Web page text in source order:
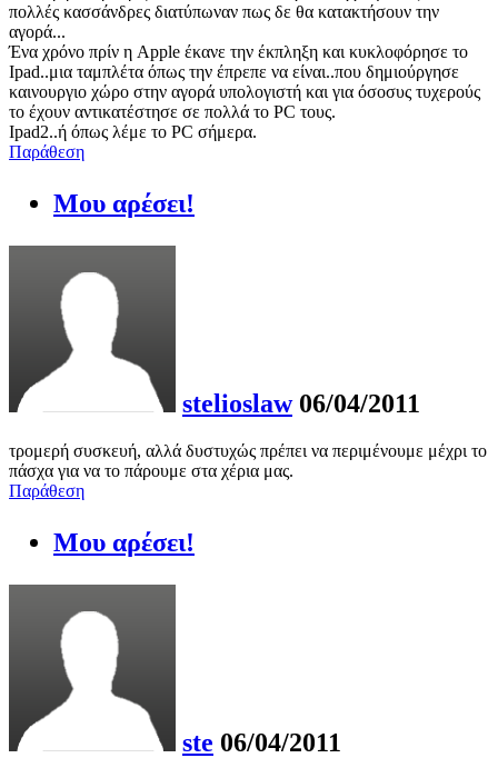
πολλές κασσάνδρες διατύπωναν πως δε θα κατακτήσουν την
αγορά...
Ένα χρόνο πρίν η Apple έκανε την έκπληξη και κυκλοφόρησε το
Ipad..μια ταμπλέτα όπως την έπρεπε να είναι..που δημιούργησε
καινουργιο χώρο στην αγορά υπολογιστή και για όσοσυς τυχερούς
το έχουν αντικατέστησε σε πολλά το PC τους.
Ιpad2..ή όπως λέμε το PC σήμερα.
Παράθεση
Μου αρέσει!
stelioslaw 06/04/2011
τρομερή συσκευή, αλλά δυστυχώς πρέπει να περιμένουμε μέχρι το
πάσχα για να το πάρουμε στα χέρια μας.
Παράθεση
Μου αρέσει!
ste 06/04/2011